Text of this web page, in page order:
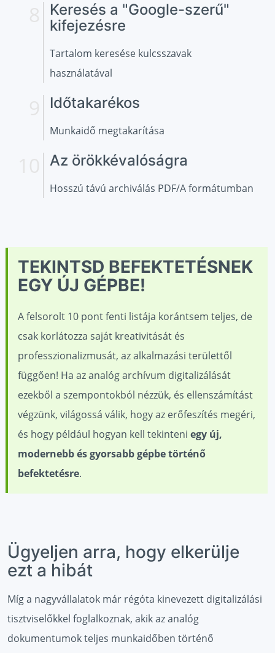
Keresés a "Google-szerű"
kifejezésre
Tartalom keresése kulcsszavak
használatával
Időtakarékos
Munkaidő megtakarítása
Az örökkévalóságra
Hosszú távú archiválás PDF/A formátumban
TEKINTSD BEFEKTETÉSNEK
EGY ÚJ GÉPBE!
A felsorolt 10 pont fenti listája korántsem teljes, de
csak korlátozza saját kreativitását és
professzionalizmusát, az alkalmazási területtől
függően! Ha az analóg archívum digitalizálását
ezekből a szempontokból nézzük, és ellenszámítást
végzünk, világossá válik, hogy az erőfeszítés megéri,
és hogy például hogyan kell tekinteni egy új,
modernebb és gyorsabb gépbe történő
befektetésre.
Ügyeljen arra, hogy elkerülje
ezt a hibát
Míg a nagyvállalatok már régóta kinevezett digitalizálási
tisztviselőkkel foglalkoznak, akik az analóg
dokumentumok teljes munkaidőben történő